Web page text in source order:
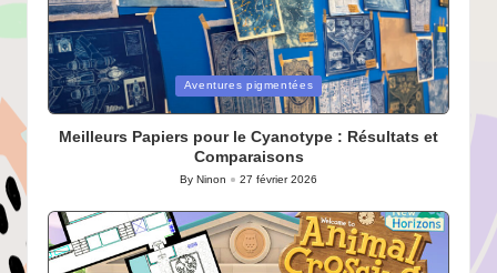
Posted
in
Aventures pigmentées
Meilleurs Papiers pour le Cyanotype : Résultats et
Comparaisons
Posted
By Ninon 27 février 2026